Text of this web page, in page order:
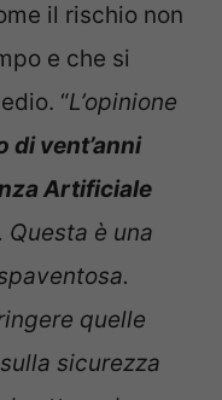
il rischio non
e che si
“L’opinione
di vent’anni
Artificiale
. Questa è una
quelle
sicurezza